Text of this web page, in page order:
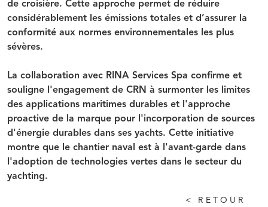
de croisière. Cette approche permet de réduire
considérablement les émissions totales et d’assurer la
conformité aux normes environnementales les plus
sévères.
La collaboration avec RINA Services Spa confirme et
souligne l'engagement de CRN à surmonter les limites
des applications maritimes durables et l'approche
proactive de la marque pour l'incorporation de sources
d'énergie durables dans ses yachts. Cette initiative
montre que le chantier naval est à l'avant-garde dans
l'adoption de technologies vertes dans le secteur du
yachting.
< RETOUR